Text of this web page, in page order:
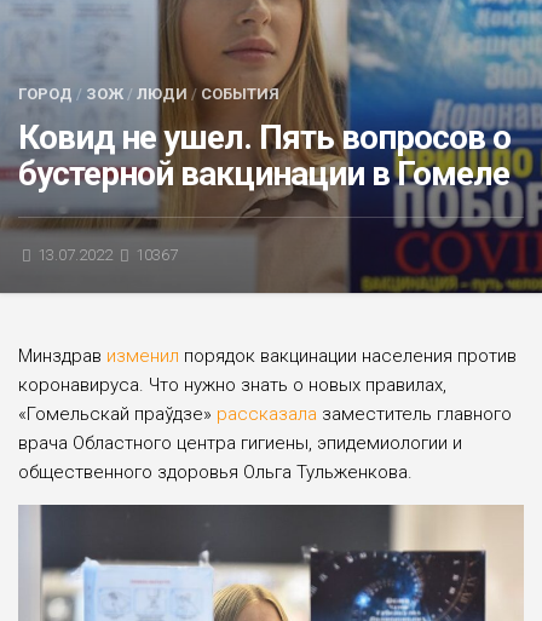
БЛИЦ-ОПРОС
АФИША
ГОРОД / ЗОЖ / ЛЮДИ / СОБЫТИЯ
Ковид не ушел. Пять вопросов о
бустерной вакцинации в Гомеле
13.07.2022 10367
Минздрав изменил порядок вакцинации населения против
коронавируса. Что нужно знать о новых правилах,
«Гомельскай праўдзе» рассказала заместитель главного
врача Областного центра гигиены, эпидемиологии и
общественного здоровья Ольга Тульженкова.